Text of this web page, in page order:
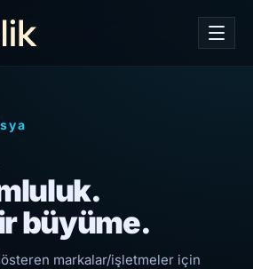
büyüme.
markalar/işletmeler için